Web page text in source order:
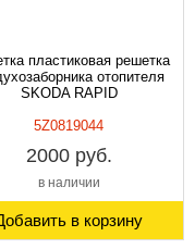
пластиковая решетка
отопителя
SKODA RAPID
5Z0819044
2000 руб.
в наличии
в корзину